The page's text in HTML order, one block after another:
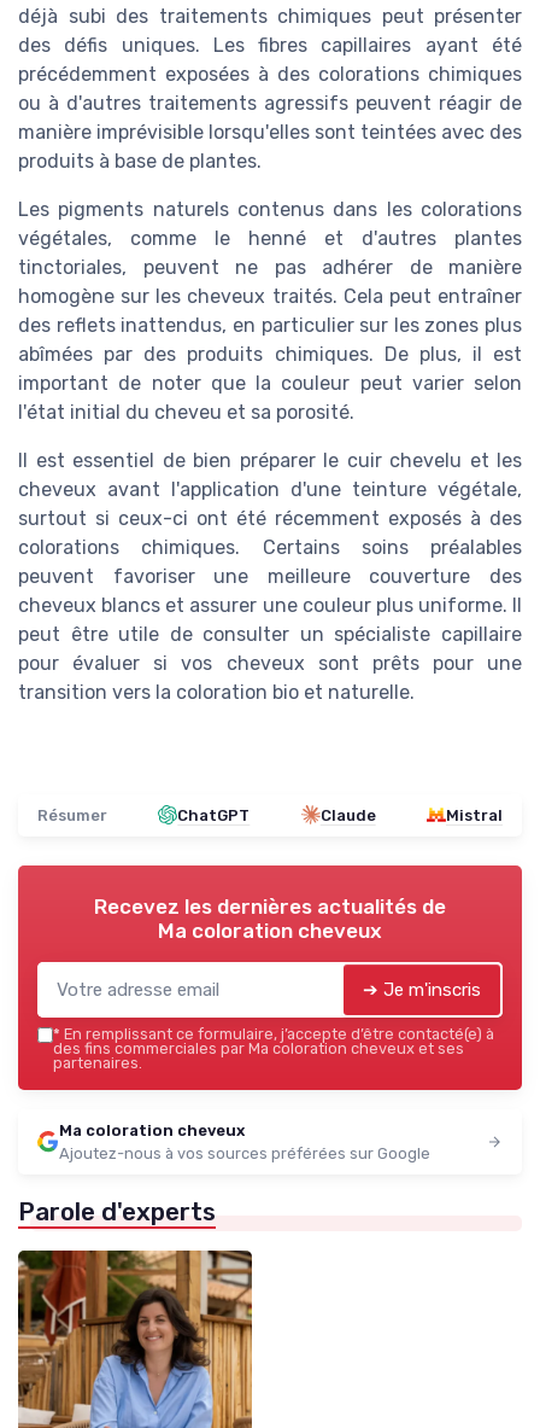
déjà subi des traitements chimiques peut présenter
des défis uniques. Les fibres capillaires ayant été
précédemment exposées à des colorations chimiques
ou à d'autres traitements agressifs peuvent réagir de
manière imprévisible lorsqu'elles sont teintées avec des
produits à base de plantes.
Les pigments naturels contenus dans les colorations
végétales, comme le henné et d'autres plantes
tinctoriales, peuvent ne pas adhérer de manière
homogène sur les cheveux traités. Cela peut entraîner
des reflets inattendus, en particulier sur les zones plus
abîmées par des produits chimiques. De plus, il est
important de noter que la couleur peut varier selon
l'état initial du cheveu et sa porosité.
Il est essentiel de bien préparer le cuir chevelu et les
cheveux avant l'application d'une teinture végétale,
surtout si ceux-ci ont été récemment exposés à des
colorations chimiques. Certains soins préalables
peuvent favoriser une meilleure couverture des
cheveux blancs et assurer une couleur plus uniforme. Il
peut être utile de consulter un spécialiste capillaire
pour évaluer si vos cheveux sont prêts pour une
transition vers la coloration bio et naturelle.
Résumer ChatGPT Claude Mistral
Recevez les dernières actualités de
Ma coloration cheveux
➔ Je m'inscris
* En remplissant ce formulaire, j’accepte d’être contacté(e) à
des fins commerciales par Ma coloration cheveux et ses
partenaires.
Ma coloration cheveux
Ajoutez-nous à vos sources préférées sur Google
Parole d'experts